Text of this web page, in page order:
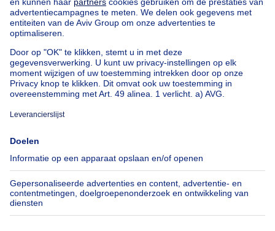
Onze huurwoningen met slaapkamers
Appartement te koop met 3 slaapkamers Oostende
Huis te koop met 3 slaapkamers Stene
Huis te koop met 3 slaapkamers Deurne
Over
Immoweb
Pers
Jobs
Axel Springer Group
SeLoger.com
Immowelt.de
Tools
Belfius
Verzekeringen
Verhuis checklist